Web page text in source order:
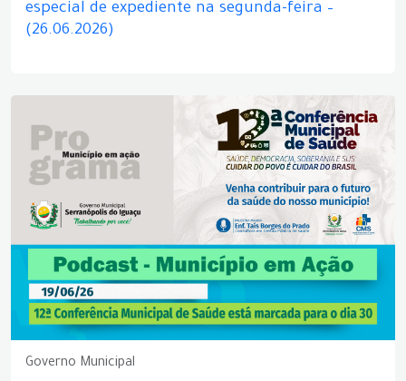
especial de expediente na segunda-feira –
(26.06.2026)
Governo Municipal